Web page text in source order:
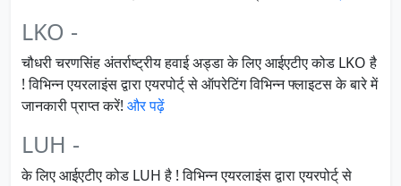
LKO -
चौधरी चरणसिंह अंतर्राष्ट्रीय हवाई अड्डा के लिए आईएटीए कोड LKO है
! विभिन्न एयरलाइंस द्वारा एयरपोर्ट् से ऑपरेटिंग विभिन्न फ्लाइटस के बारे में
जानकारी प्राप्त करें! और पढ़ें
LUH -
के लिए आईएटीए कोड LUH है ! विभिन्न एयरलाइंस द्वारा एयरपोर्ट् से